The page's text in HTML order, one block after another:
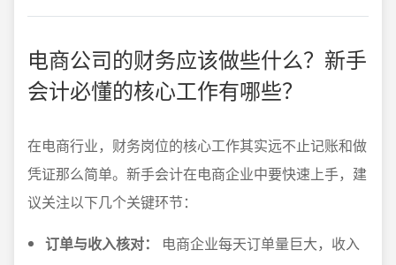
电商公司的财务应该做些什么？新手
会计必懂的核心工作有哪些？
在电商行业，财务岗位的核心工作其实远不止记账和做
凭证那么简单。新手会计在电商企业中要快速上手，建
议关注以下几个关键环节：
订单与收入核对：
电商企业每天订单量巨大，收入